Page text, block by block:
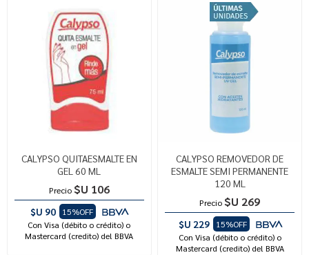
CALYPSO QUITAESMALTE EN
GEL 60 ML
Precio $U 106
$U 90
15%OFF
Con Visa (débito o crédito) o
Mastercard (credito) del BBVA
CALYPSO REMOVEDOR DE
ESMALTE SEMI PERMANENTE
120 ML
Precio $U 269
$U 229
15%OFF
Con Visa (débito o crédito) o
Mastercard (credito) del BBVA